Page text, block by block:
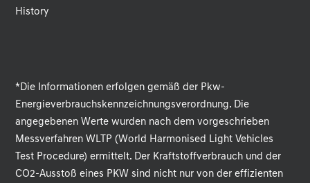
History
*Die Informationen erfolgen gemäß der Pkw-
Energieverbrauchskennzeichnungsverordnung. Die
angegebenen Werte wurden nach dem vorgeschrieben
Messverfahren WLTP (World Harmonised Light Vehicles
Test Procedure) ermittelt. Der Kraftstoffverbrauch und der
CO2-Ausstoß eines PKW sind nicht nur von der effizienten